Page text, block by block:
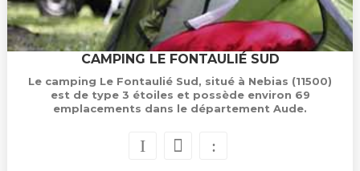
CAMPING LE FONTAULIÉ SUD
Le camping Le Fontaulié Sud, situé à Nebias (11500)
est de type 3 étoiles et possède environ 69
emplacements dans le département Aude.